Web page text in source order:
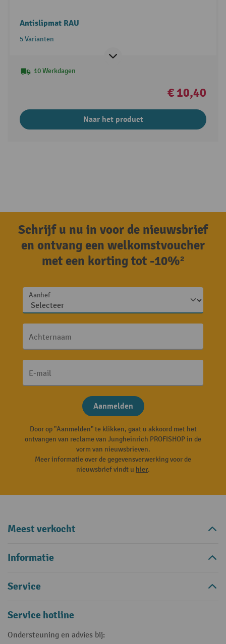
Antislipmat RAU
5 Varianten
10 Werkdagen
€ 10,40
Naar het product
Schrijf u nu in voor de nieuwsbrief
en ontvang een welkomstvoucher
met een korting tot -10%²
Aanhef
Achternaam
E-mail
Aanmelden
Door op "Aanmelden" te klikken, gaat u akkoord met het
ontvangen van reclame van Jungheinrich PROFISHOP in de
vorm van nieuwsbrieven.
Meer informatie over de gegevensverwerking voor de
nieuwsbrief vindt u hier.
Meest verkocht
Informatie
Service
Service hotline
Ondersteuning en advies bij: